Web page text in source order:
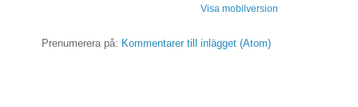
Visa mobilversion
Prenumerera på: Kommentarer till inlägget (Atom)